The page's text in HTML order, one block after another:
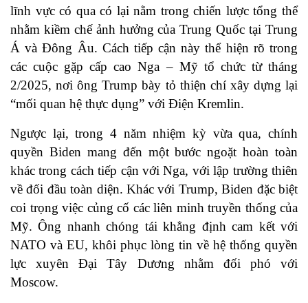
lĩnh vực có qua có lại nằm trong chiến lược tổng thể
nhằm kiềm chế ảnh hưởng của Trung Quốc tại Trung
Á và Đông Âu. Cách tiếp cận này thể hiện rõ trong
các cuộc gặp cấp cao Nga – Mỹ tổ chức từ tháng
2/2025, nơi ông Trump bày tỏ thiện chí xây dựng lại
“mối quan hệ thực dụng” với Điện Kremlin.
Ngược lại, trong 4 năm nhiệm kỳ vừa qua, chính
quyền Biden mang đến một bước ngoặt hoàn toàn
khác trong cách tiếp cận với Nga, với lập trường thiên
về đối đầu toàn diện. Khác với Trump, Biden đặc biệt
coi trọng việc củng cố các liên minh truyền thống của
Mỹ. Ông nhanh chóng tái khẳng định cam kết với
NATO và EU, khôi phục lòng tin về hệ thống quyền
lực xuyên Đại Tây Dương nhằm đối phó với
Moscow.